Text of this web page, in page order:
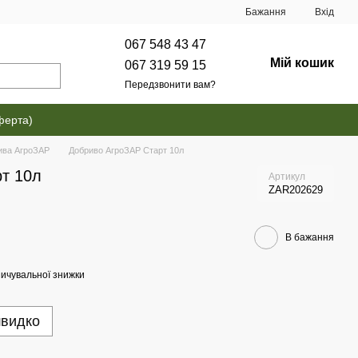
Бажання Вхід
067 548 43 47
067 319 59 15
Передзвонити вам?
Мій кошик
АгроЗАР Добриво АгроЗАР Старт 10л
10л Артикул
ZAR202629
В бажання
знижки